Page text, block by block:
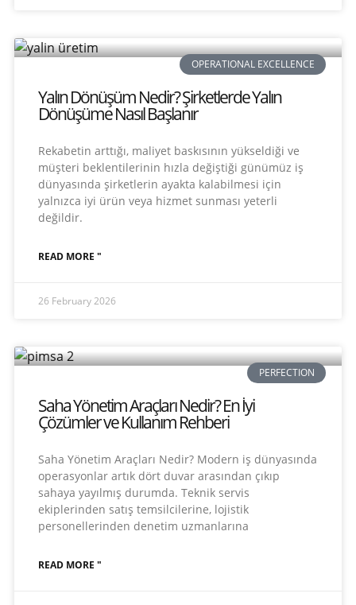
OPERATIONAL EXCELLENCE
Yalın Dönüşüm Nedir? Şirketlerde Yalın
Dönüşüme Nasıl Başlanır
Rekabetin arttığı, maliyet baskısının yükseldiği ve
müşteri beklentilerinin hızla değiştiği günümüz iş
dünyasında şirketlerin ayakta kalabilmesi için
yalnızca iyi ürün veya hizmet sunması yeterli
değildir.
READ MORE "
26 February 2026
PERFECTION
Saha Yönetim Araçları Nedir? En İyi
Çözümler ve Kullanım Rehberi
Saha Yönetim Araçları Nedir? Modern iş dünyasında
operasyonlar artık dört duvar arasından çıkıp
sahaya yayılmış durumda. Teknik servis
ekiplerinden satış temsilcilerine, lojistik
personellerinden denetim uzmanlarına
READ MORE "